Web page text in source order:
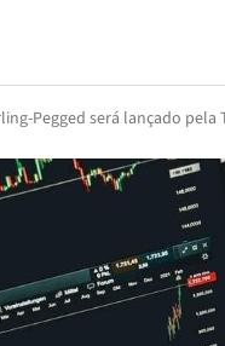
Pegged será lançado pela